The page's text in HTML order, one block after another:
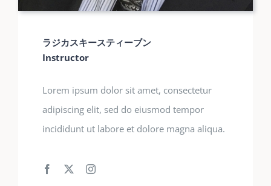
ラジカスキースティーブン
Instructor
Lorem ipsum dolor sit amet, consectetur
adipiscing elit, sed do eiusmod tempor
incididunt ut labore et dolore magna aliqua.